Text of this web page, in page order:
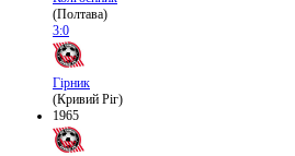
(Полтава)
3:0
Гірник
(Кривий Ріг)
1965